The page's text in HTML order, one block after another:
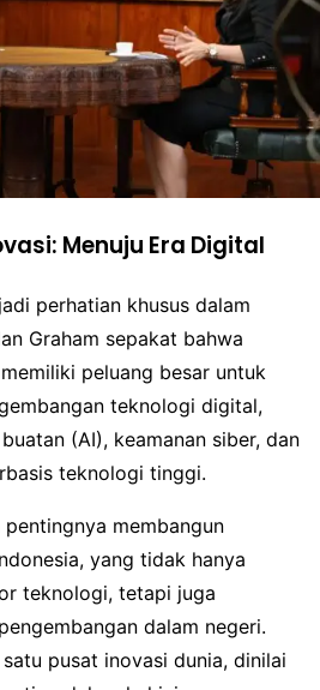
Menuju Era Digital
perhatian khusus dalam
Graham sepakat bahwa
peluang besar untuk
teknologi digital,
(AI), keamanan siber, dan
teknologi tinggi.
membangun
yang tidak hanya
teknologi, tetapi juga
dalam negeri.
pusat inovasi dunia, dinilai